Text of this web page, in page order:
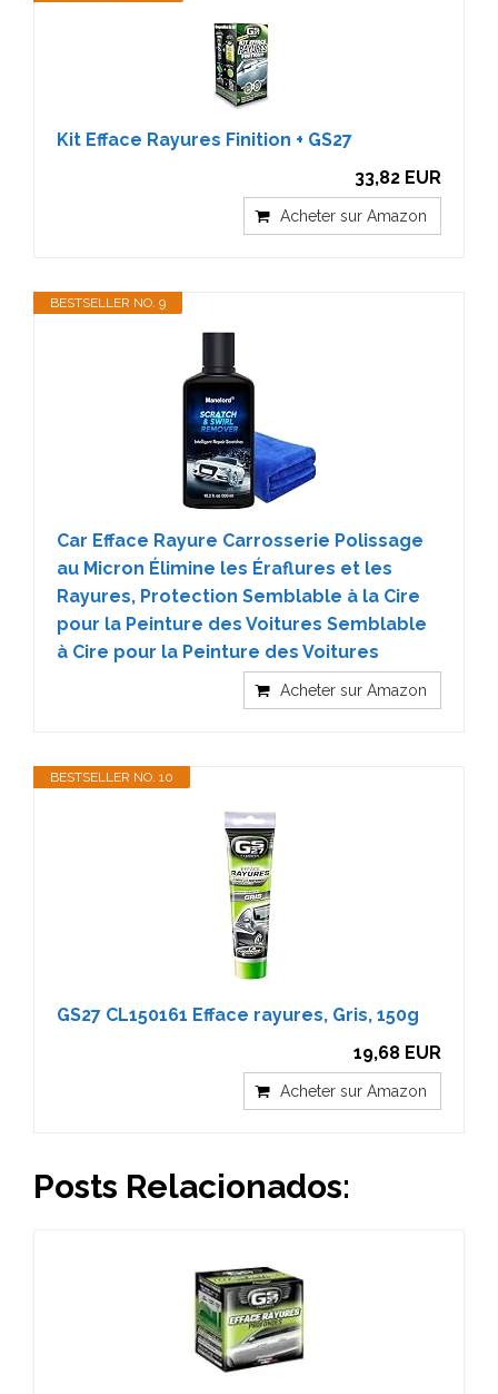
Kit Efface Rayures Finition + GS27
33,82 EUR
Acheter sur Amazon
BESTSELLER NO. 9
Car Efface Rayure Carrosserie Polissage
au Micron Élimine les Éraflures et les
Rayures, Protection Semblable à la Cire
pour la Peinture des Voitures Semblable
à Cire pour la Peinture des Voitures
Acheter sur Amazon
BESTSELLER NO. 10
GS27 CL150161 Efface rayures, Gris, 150g
19,68 EUR
Acheter sur Amazon
Posts Relacionados: